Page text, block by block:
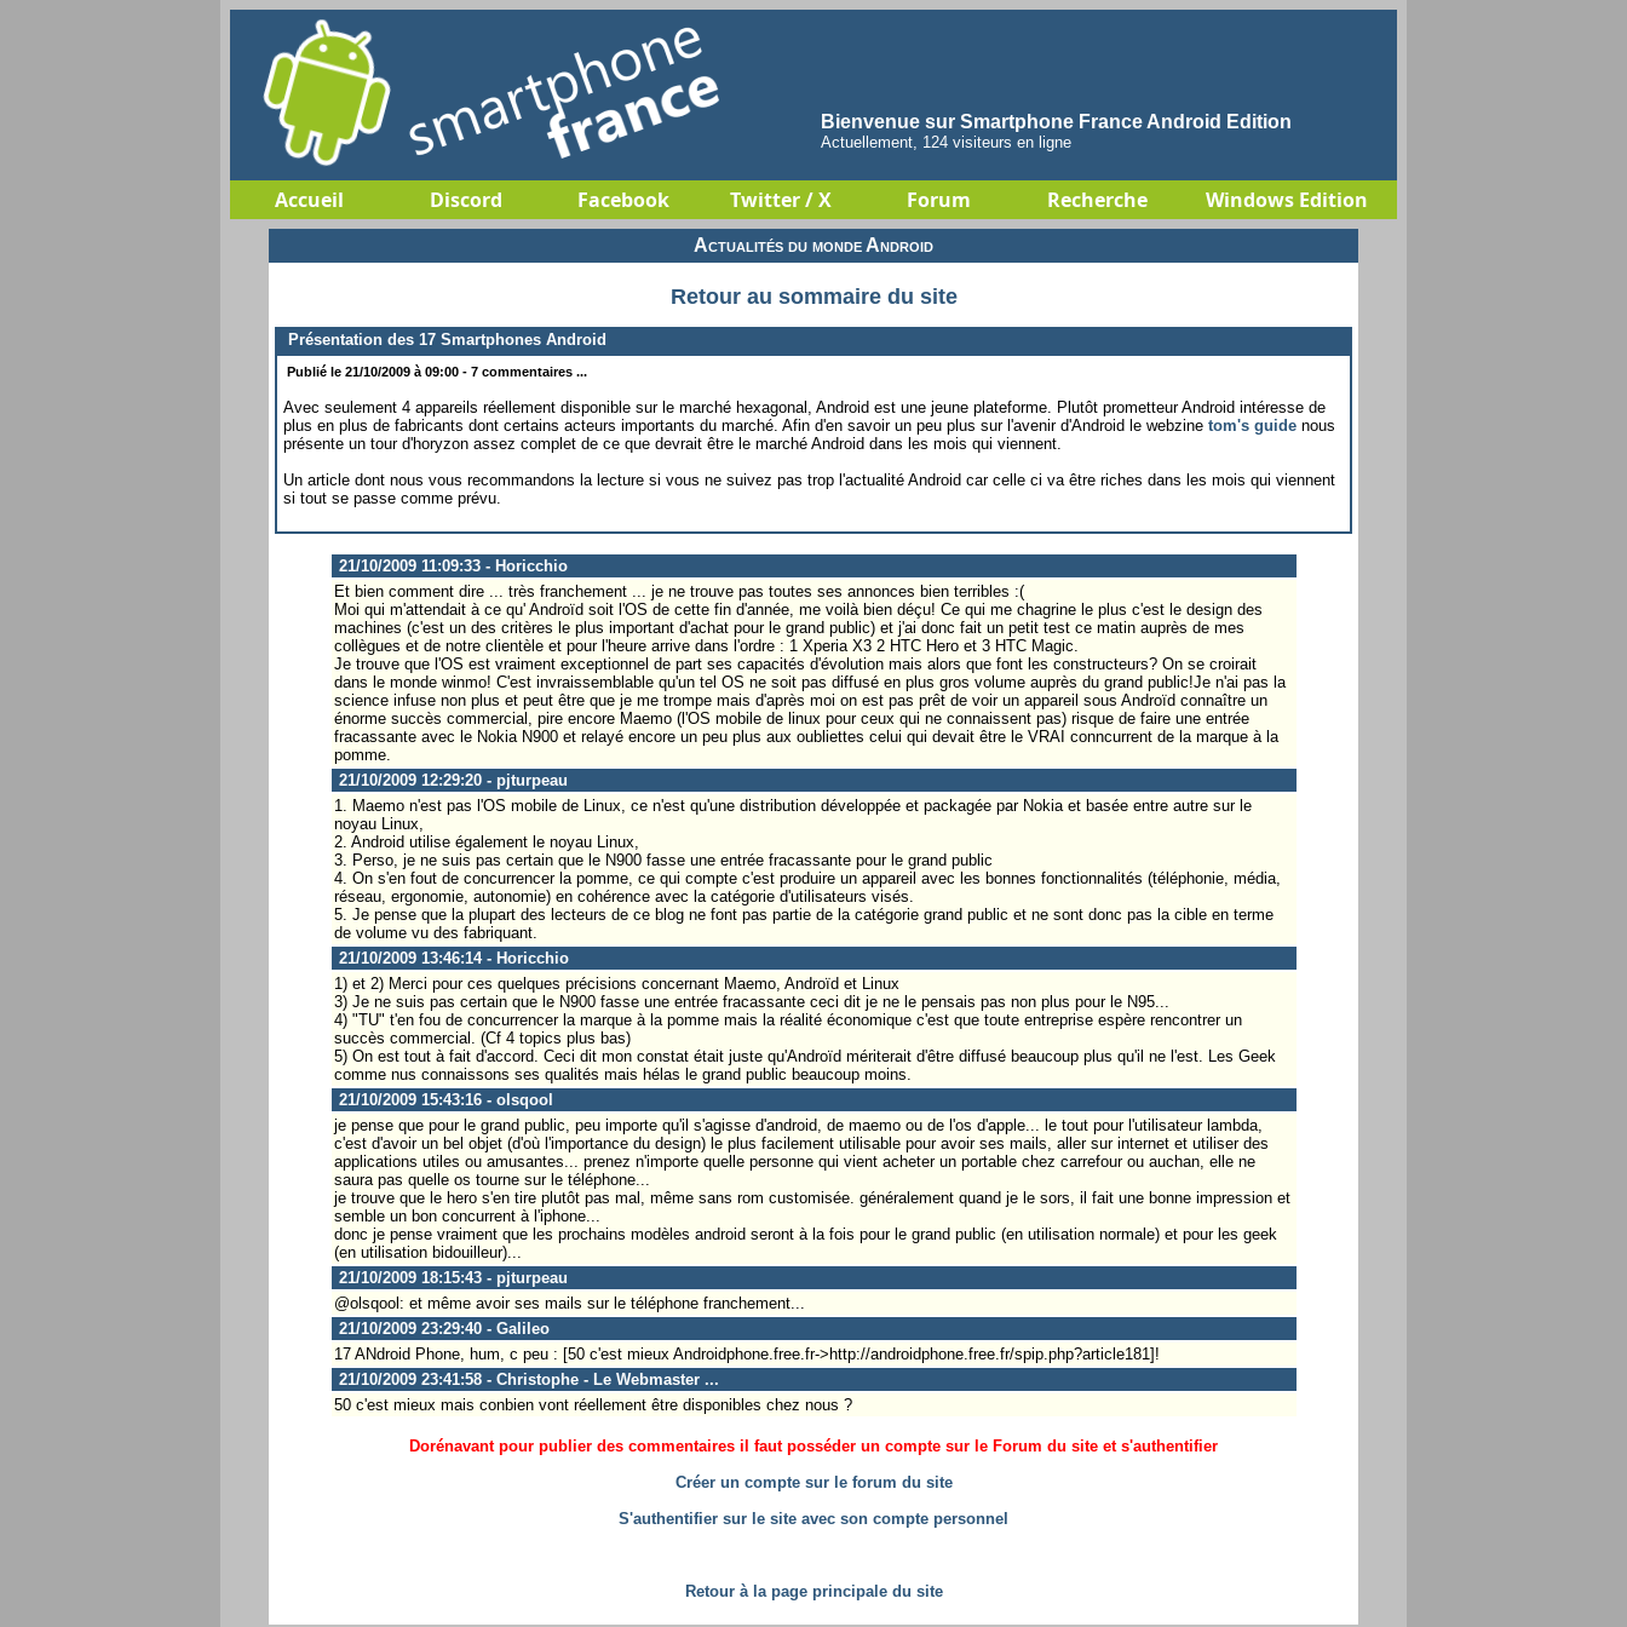
Bienvenue sur Smartphone France Android Edition
Actuellement, 124 visiteurs en ligne
Accueil Discord Facebook Twitter / X Forum Recherche Windows Edition
Actualités du monde Android
Retour au sommaire du site
Présentation des 17 Smartphones Android
Publié le 21/10/2009 à 09:00 - 7 commentaires ...
Avec seulement 4 appareils réellement disponible sur le marché hexagonal, Android est une jeune plateforme. Plutôt prometteur Android intéresse de
plus en plus de fabricants dont certains acteurs importants du marché. Afin d'en savoir un peu plus sur l'avenir d'Android le webzine tom's guide nous
présente un tour d'horyzon assez complet de ce que devrait être le marché Android dans les mois qui viennent.
Un article dont nous vous recommandons la lecture si vous ne suivez pas trop l'actualité Android car celle ci va être riches dans les mois qui viennent
si tout se passe comme prévu.
21/10/2009 11:09:33 - Horicchio
Et bien comment dire ... très franchement ... je ne trouve pas toutes ses annonces bien terribles :(
Moi qui m'attendait à ce qu' Androïd soit l'OS de cette fin d'année, me voilà bien déçu! Ce qui me chagrine le plus c'est le design des
machines (c'est un des critères le plus important d'achat pour le grand public) et j'ai donc fait un petit test ce matin auprès de mes
collègues et de notre clientèle et pour l'heure arrive dans l'ordre : 1 Xperia X3 2 HTC Hero et 3 HTC Magic.
Je trouve que l'OS est vraiment exceptionnel de part ses capacités d'évolution mais alors que font les constructeurs? On se croirait
dans le monde winmo! C'est invraissemblable qu'un tel OS ne soit pas diffusé en plus gros volume auprès du grand public!Je n'ai pas la
science infuse non plus et peut être que je me trompe mais d'après moi on est pas prêt de voir un appareil sous Androïd connaître un
énorme succès commercial, pire encore Maemo (l'OS mobile de linux pour ceux qui ne connaissent pas) risque de faire une entrée
fracassante avec le Nokia N900 et relayé encore un peu plus aux oubliettes celui qui devait être le VRAI conncurrent de la marque à la
pomme.
21/10/2009 12:29:20 - pjturpeau
1. Maemo n'est pas l'OS mobile de Linux, ce n'est qu'une distribution développée et packagée par Nokia et basée entre autre sur le
noyau Linux,
2. Android utilise également le noyau Linux,
3. Perso, je ne suis pas certain que le N900 fasse une entrée fracassante pour le grand public
4. On s'en fout de concurrencer la pomme, ce qui compte c'est produire un appareil avec les bonnes fonctionnalités (téléphonie, média,
réseau, ergonomie, autonomie) en cohérence avec la catégorie d'utilisateurs visés.
5. Je pense que la plupart des lecteurs de ce blog ne font pas partie de la catégorie grand public et ne sont donc pas la cible en terme
de volume vu des fabriquant.
21/10/2009 13:46:14 - Horicchio
1) et 2) Merci pour ces quelques précisions concernant Maemo, Androïd et Linux
3) Je ne suis pas certain que le N900 fasse une entrée fracassante ceci dit je ne le pensais pas non plus pour le N95...
4) "TU" t'en fou de concurrencer la marque à la pomme mais la réalité économique c'est que toute entreprise espère rencontrer un
succès commercial. (Cf 4 topics plus bas)
5) On est tout à fait d'accord. Ceci dit mon constat était juste qu'Androïd mériterait d'être diffusé beaucoup plus qu'il ne l'est. Les Geek
comme nus connaissons ses qualités mais hélas le grand public beaucoup moins.
21/10/2009 15:43:16 - olsqool
je pense que pour le grand public, peu importe qu'il s'agisse d'android, de maemo ou de l'os d'apple... le tout pour l'utilisateur lambda,
c'est d'avoir un bel objet (d'où l'importance du design) le plus facilement utilisable pour avoir ses mails, aller sur internet et utiliser des
applications utiles ou amusantes... prenez n'importe quelle personne qui vient acheter un portable chez carrefour ou auchan, elle ne
saura pas quelle os tourne sur le téléphone...
je trouve que le hero s'en tire plutôt pas mal, même sans rom customisée. généralement quand je le sors, il fait une bonne impression et
semble un bon concurrent à l'iphone...
donc je pense vraiment que les prochains modèles android seront à la fois pour le grand public (en utilisation normale) et pour les geek
(en utilisation bidouilleur)...
21/10/2009 18:15:43 - pjturpeau
@olsqool: et même avoir ses mails sur le téléphone franchement...
21/10/2009 23:29:40 - Galileo
17 ANdroid Phone, hum, c peu : [50 c'est mieux Androidphone.free.fr->http://androidphone.free.fr/spip.php?article181]!
21/10/2009 23:41:58 - Christophe - Le Webmaster ...
50 c'est mieux mais conbien vont réellement être disponibles chez nous ?
Dorénavant pour publier des commentaires il faut posséder un compte sur le Forum du site et s'authentifier
Créer un compte sur le forum du site
S'authentifier sur le site avec son compte personnel
Retour à la page principale du site